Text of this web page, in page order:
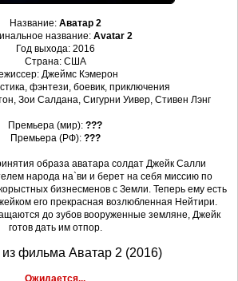
Название: Аватар 2
название: Avatar 2
Год выхода: 2016
Страна: США
Джеймс Кэмерон
фэнтези, боевик, приключения
Зои Салдана, Сигурни Уивер, Стивен Лэнг
Премьера (мир): ???
Премьера (РФ): ???
образа аватара солдат Джейк Салли
народа на`ви и берет на себя миссию по
бизнесменов с Земли. Теперь ему есть
его прекрасная возлюбленная Нейтири.
до зубов вооруженные земляне, Джейк
готов дать им отпор.
фильма Аватар 2 (2016)